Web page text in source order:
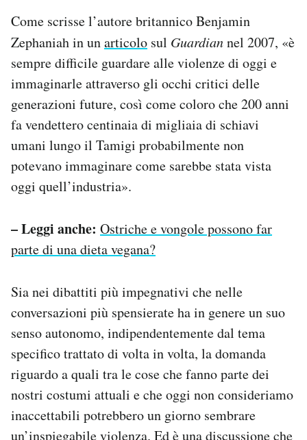
Come scrisse l’autore britannico Benjamin
Zephaniah in unarticolo sul Guardiannel 2007, «è
sempre difficile guardare alle violenze di oggi e
immaginarle attraverso gli occhi critici delle
generazioni future, così come coloro che 200 anni
fa vendettero centinaia di migliaia di schiavi
umani lungo il Tamigi probabilmente non
potevano immaginare come sarebbe stata vista
oggi quell’industria».
– Leggi anche: Ostriche e vongole possono far
parte di una dieta vegana?
Sia nei dibattiti più impegnativi che nelle
conversazioni più spensierate ha in genere un suo
senso autonomo, indipendentemente dal tema
specifico trattato di volta in volta, la domanda
riguardo a quali tra le cose che fanno parte dei
nostri costumi attuali e che oggi non consideriamo
inaccettabili potrebbero un giorno sembrare
un’inspiegabile violenza. Ed è una discussione che